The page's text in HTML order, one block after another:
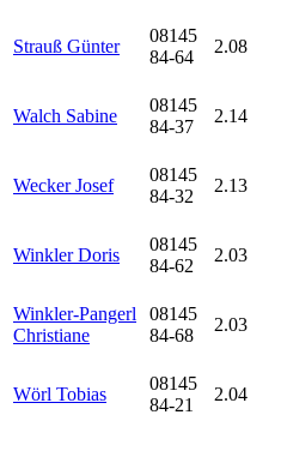
Strauß Günter
08145
84-64
2.08
Walch Sabine
08145
84-37
2.14
Wecker Josef
08145
84-32
2.13
Winkler Doris
08145
84-62
2.03
Winkler-Pangerl
Christiane
08145
84-68
2.03
Wörl Tobias
08145
84-21
2.04